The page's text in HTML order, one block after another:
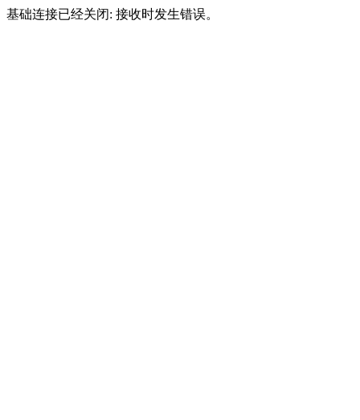
基础连接已经关闭: 接收时发生错误。